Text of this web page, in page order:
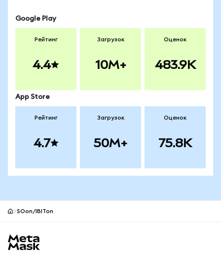
Google Play
Рейтинг
4.4
Загрузок
10M+
Оценок
483.9K
App Store
Рейтинг
4.7
Загрузок
50M+
Оценок
75.8K
SOon/IBITon